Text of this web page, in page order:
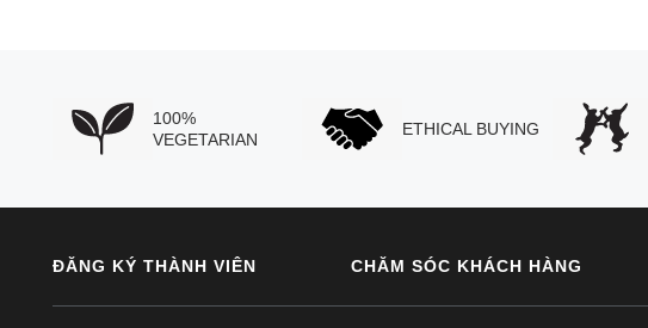
100%
VEGETARIAN
ETHICAL BUYING
ĐĂNG KÝ THÀNH VIÊN CHĂM SÓC KHÁCH HÀNG